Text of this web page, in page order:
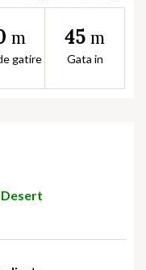
m
gatire
45 m
Gata in
Desert